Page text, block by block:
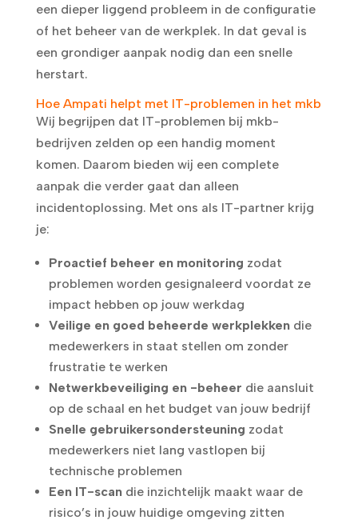
een dieper liggend probleem in de configuratie
of het beheer van de werkplek. In dat geval is
een grondiger aanpak nodig dan een snelle
herstart.
Hoe Ampati helpt met IT-problemen in het mkb
Wij begrijpen dat IT-problemen bij mkb-
bedrijven zelden op een handig moment
komen. Daarom bieden wij een complete
aanpak die verder gaat dan alleen
incidentoplossing. Met ons als IT-partner krijg
je:
Proactief beheer en monitoring zodat
problemen worden gesignaleerd voordat ze
impact hebben op jouw werkdag
Veilige en goed beheerde werkplekkendie
medewerkers in staat stellen om zonder
frustratie te werken
Netwerkbeveiliging en -beheer die aansluit
op de schaal en het budget van jouw bedrijf
Snelle gebruikersondersteuning zodat
medewerkers niet lang vastlopen bij
technische problemen
Een IT-scandie inzichtelijk maakt waar de
risico’s in jouw huidige omgeving zitten